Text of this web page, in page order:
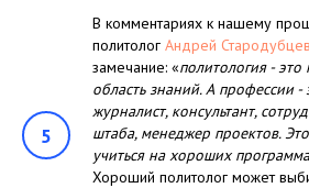
5
В комментариях к нашему
политолог Андрей Стародубцев
замечание: «политология -
область знаний. А профессии -
журналист, консультант,
штаба, менеджер проектов.
учиться на хороших
Хороший политолог может